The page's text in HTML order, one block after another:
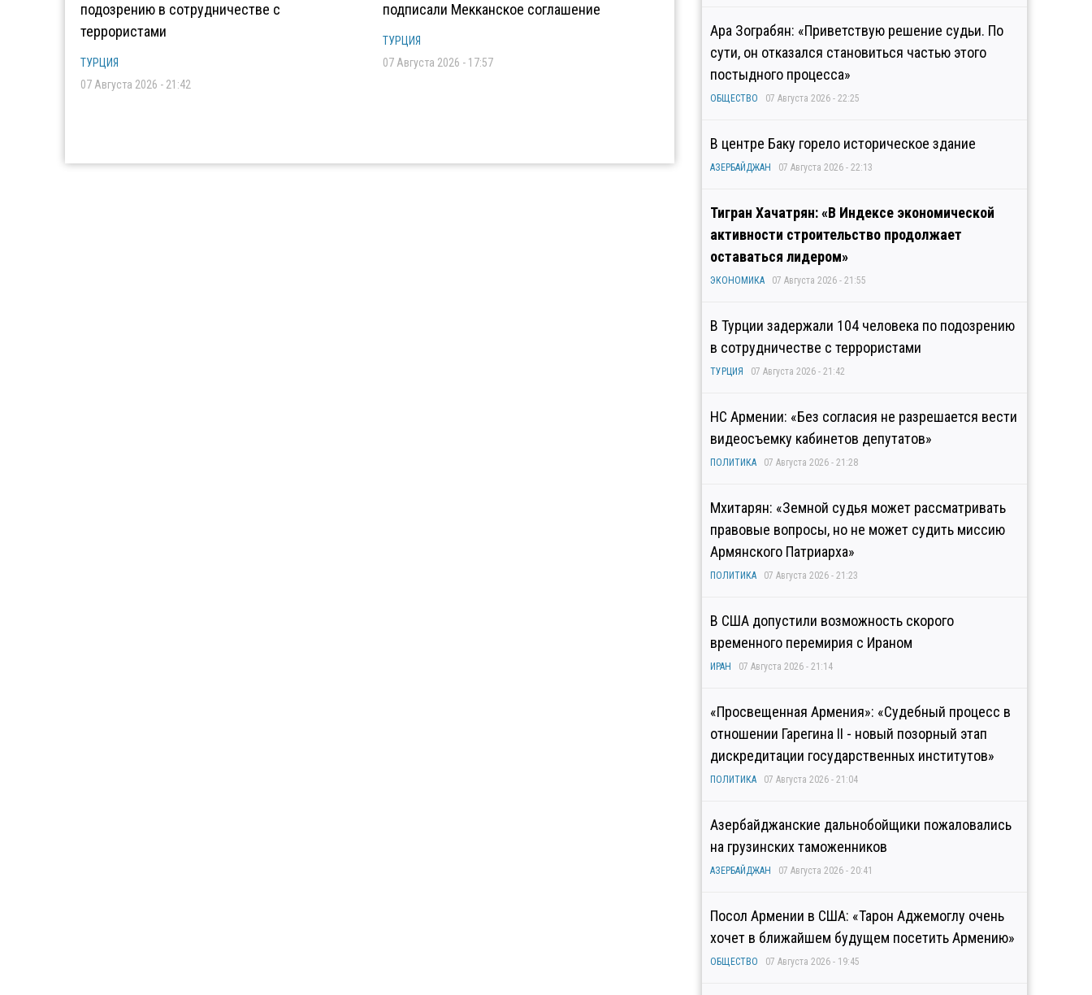
подозрению в сотрудничестве с
террористами
ТУРЦИЯ
07 Августа 2026 - 21:42
подписали Мекканское соглашение
ТУРЦИЯ
07 Августа 2026 - 17:57
Ара Зограбян: «Приветствую решение судьи. По
сути, он отказался становиться частью этого
постыдного процесса»
ОБЩЕСТВО 07 Августа 2026 - 22:25
В центре Баку горело историческое здание
АЗЕРБАЙДЖАН 07 Августа 2026 - 22:13
Тигран Хачатрян: «В Индексе экономической
активности строительство продолжает
оставаться лидером»
ЭКОНОМИКА 07 Августа 2026 - 21:55
В Турции задержали 104 человека по подозрению
в сотрудничестве с террористами
ТУРЦИЯ 07 Августа 2026 - 21:42
НС Армении: «Без согласия не разрешается вести
видеосъемку кабинетов депутатов»
ПОЛИТИКА 07 Августа 2026 - 21:28
Мхитарян: «Земной судья может рассматривать
правовые вопросы, но не может судить миссию
Армянского Патриарха»
ПОЛИТИКА 07 Августа 2026 - 21:23
В США допустили возможность скорого
временного перемирия с Ираном
ИРАН 07 Августа 2026 - 21:14
«Просвещенная Армения»: «Судебный процесс в
отношении Гарегина II - новый позорный этап
дискредитации государственных институтов»
ПОЛИТИКА 07 Августа 2026 - 21:04
Азербайджанские дальнобойщики пожаловались
на грузинских таможенников
АЗЕРБАЙДЖАН 07 Августа 2026 - 20:41
Посол Армении в США: «Тарон Аджемоглу очень
хочет в ближайшем будущем посетить Армению»
ОБЩЕСТВО 07 Августа 2026 - 19:45